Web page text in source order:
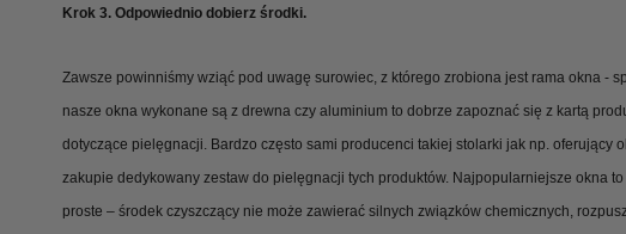
Krok 3. Odpowiednio dobierz środki.
Zawsze powinniśmy wziąć pod uwagę surowiec, z którego zrobiona jest rama okna -
nasze okna wykonane są z drewna czy aluminium to dobrze zapoznać się z kartą
dotyczące pielęgnacji. Bardzo często sami producenci takiej stolarki jak np. oferujący
zakupie dedykowany zestaw do pielęgnacji tych produktów. Najpopularniejsze okna
proste – środek czyszczący nie może zawierać silnych związków chemicznych,